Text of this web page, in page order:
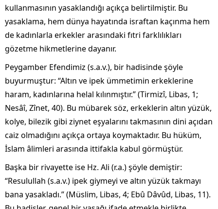
kullanmasının yasaklandığı açıkça belirtilmiştir. Bu
yasaklama, hem dünya hayatında israftan kaçınma hem
de kadınlarla erkekler arasındaki fıtri farklılıkları
gözetme hikmetlerine dayanır.
Peygamber Efendimiz (s.a.v.), bir hadisinde şöyle
buyurmuştur: “Altın ve ipek ümmetimin erkeklerine
haram, kadınlarına helal kılınmıştır.” (Tirmizî, Libas, 1;
Nesâî, Zînet, 40). Bu mübarek söz, erkeklerin altın yüzük,
kolye, bilezik gibi ziynet eşyalarını takmasının dini açıdan
caiz olmadığını açıkça ortaya koymaktadır. Bu hüküm,
İslam âlimleri arasında ittifakla kabul görmüştür.
Başka bir rivayette ise Hz. Ali (r.a.) şöyle demiştir:
“Resulullah (s.a.v.) ipek giymeyi ve altın yüzük takmayı
bana yasakladı.” (Müslim, Libas, 4; Ebû Dâvûd, Libas, 11).